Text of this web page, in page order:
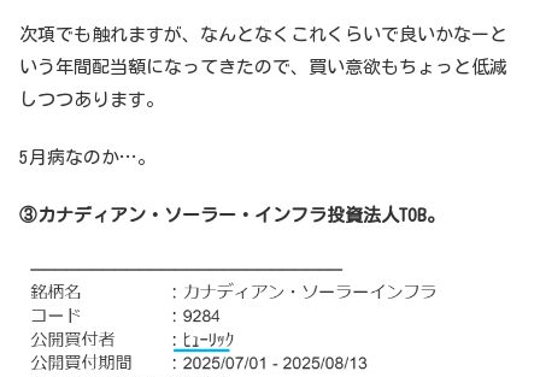
次項でも触れますが、なんとなくこれくらいで良いかなーと
いう年間配当額になってきたので、買い意欲もちょっと低減
しつつあります。
5月病なのか…。
③カナディアン・ソーラー・インフラ投資法人TOB。